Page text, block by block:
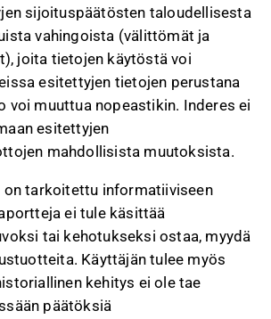
sijoituspäätösten taloudellisesta
vahingoista (välittömät ja
joita tietojen käytöstä voi
esitettyjen tietojen perustana
voi muuttua nopeastikin. Inderes ei
esitettyjen
mahdollisista muutoksista.
tarkoitettu informatiiviseen
ei tule käsittää
tai kehotukseksi ostaa, myydä
Käyttäjän tulee myös
kehitys ei ole tae
päätöksiä